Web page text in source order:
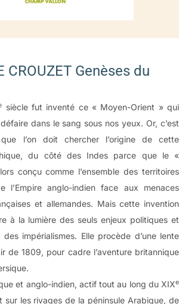
CROUZET Genèses du
siècle fut inventé ce « Moyen-Orient » qui
dans le sang sous nos yeux. Or, c’est
l’on doit chercher l’origine de cette
du côté des Indes parce que le «
conçu comme l’ensemble des territoires
l’Empire anglo-indien face aux menaces
et allemandes. Mais cette invention
à la lumière des seuls enjeux politiques et
des impérialismes. Elle procède d’une lente
de 1809, pour cadre l’aventure britannique
et anglo-indien, actif tout au long du XIXe
sur les rivages de la péninsule Arabique, de